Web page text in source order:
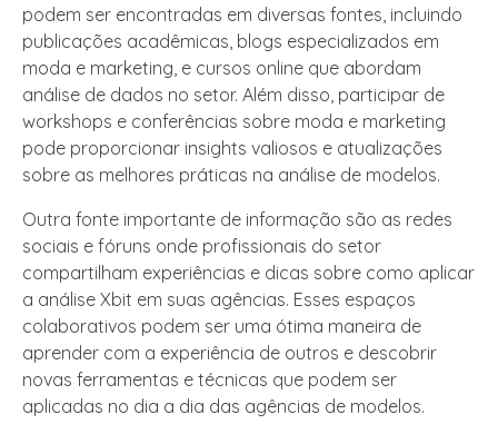
podem ser encontradas em diversas fontes, incluindo
publicações acadêmicas, blogs especializados em
moda e marketing, e cursos online que abordam
análise de dados no setor. Além disso, participar de
workshops e conferências sobre moda e marketing
pode proporcionar insights valiosos e atualizações
sobre as melhores práticas na análise de modelos.
Outra fonte importante de informação são as redes
sociais e fóruns onde profissionais do setor
compartilham experiências e dicas sobre como aplicar
a análise Xbit em suas agências. Esses espaços
colaborativos podem ser uma ótima maneira de
aprender com a experiência de outros e descobrir
novas ferramentas e técnicas que podem ser
aplicadas no dia a dia das agências de modelos.